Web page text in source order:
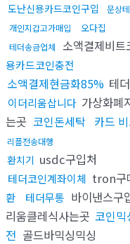
도난신용카드코인구입 문상
개인지갑고가매입 오다집
테더송금업체 소액결제비트
용카드코인충전
소액결제현금화85% 테
이더리움삽니다 가상화폐
는곳 코인돈세탁 카드
리플전송대행
환치기 usdc구입처
테더코인계좌이체 tron구
환
테더무통 바이낸스구
리움클레식사는곳 코인믹
전 골드바믹싱믹싱